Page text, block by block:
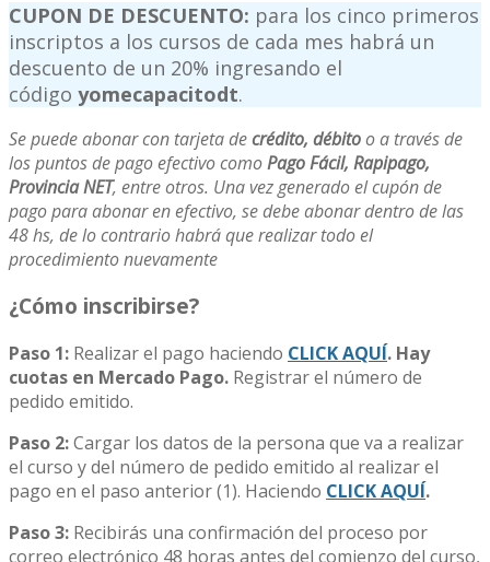
CUPON DE DESCUENTO: para los cinco primeros
inscriptos a los cursos de cada mes habrá un
descuento de un 20% ingresando el
código yomecapacitodt.
Se puede abonar con tarjeta decrédito, débitoo a través de
los puntos de pago efectivo comoPago Fácil, Rapipago,
Provincia NET, entre otros. Una vez generado el cupón de
pago para abonar en efectivo, se debe abonar dentro de las
48 hs, de lo contrario habrá que realizar todo el
procedimiento nuevamente
¿Cómo inscribirse?
Paso 1: Realizar el pago haciendo CLICK AQUÍ. Hay
cuotas en Mercado Pago. Registrar el número de
pedido emitido.
Paso 2:Cargar los datos de la persona que va a realizar
el curso y del número de pedido emitido al realizar el
pago en el paso anterior (1). Haciendo CLICK AQUÍ.
Paso 3: Recibirás una confirmación del proceso por
correo electrónico 48 horas antes del comienzo del curso,